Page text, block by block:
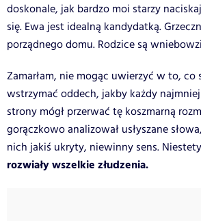
doskonale, jak bardzo moi starzy
się. Ewa jest idealną kandydatką.
porządnego domu. Rodzice są
Zamarłam, nie mogąc uwierzyć w to, co
wstrzymać oddech, jakby każdy
strony mógł przerwać tę koszmarną
gorączkowo analizował usłyszane
nich jakiś ukryty, niewinny sens.
rozwiały wszelkie złudzenia.